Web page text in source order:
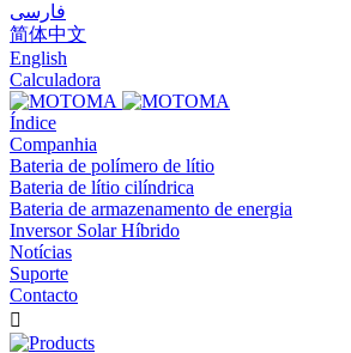
فارسی
简体中文
English
Calculadora
Índice
Companhia
Bateria de polímero de lítio
Bateria de lítio cilíndrica
Bateria de armazenamento de energia
Inversor Solar Híbrido
Notícias
Suporte
Contacto
